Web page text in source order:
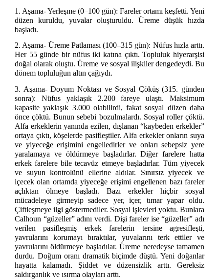
1. Aşama- Yerleşme (0–100 gün): Fareler ortamı keşfetti. Yeni
düzen kuruldu, yuvalar oluşturuldu. Üreme düşük hızda
başladı.
2. Aşama- Üreme Patlaması (100–315 gün): Nüfus hızla arttı.
Her 55 günde bir nüfus iki katına çıktı. Topluluk hiyerarşisi
doğal olarak oluştu. Üreme ve sosyal ilişkiler dengedeydi. Bu
dönem topluluğun altın çağıydı.
3. Aşama- Doyum Noktası ve Sosyal Çöküş (315. günden
sonra): Nüfus yaklaşık 2.200 fareye ulaştı. Maksimum
kapasite yaklaşık 3.000 olabilirdi, fakat sosyal düzen daha
önce çöktü. Bunun sebebi bozulmalardı. Sosyal roller çöktü.
Alfa erkeklerin yanında ezilen, dışlanan “kaybeden erkekler”
ortaya çıktı, köşelerde pasifleştiler. Alfa erkekler onların suya
ve yiyeceğe erişimini engelledirler ve onları sebepsiz yere
yaralamaya ve öldürmeye başladırlar. Diğer farelere hatta
erkek farelere bile tecavüz etmeye başladırlar. Tüm yiyecek
ve suyun kontrolünü ellerine aldılar. Sınırsız yiyecek ve
içecek olan ortamda yiyeceğe erişimi engellenen bazı fareler
açlıktan ölmeye başladı. Bazı erkekler hiçbir sosyal
mücadeleye girmeyip sadece yer, içer, tımar yapar oldu.
Çiftleşmeye ilgi göstermediler. Sosyal işlevleri yoktu. Bunlara
Calhoun “güzeller” adını verdi. Dişi fareler ise “güzeller” adı
verilen pasifleşmiş erkek farelerin tersine agresifleşti,
yavrularını korumayı bıraktılar, yuvalarını terk ettiler ve
yavrularını öldürmeye başladılar. Üreme neredeyse tamamen
durdu. Doğum oranı dramatik biçimde düştü. Yeni doğanlar
hayatta kalamadı. Şiddet ve düzensizlik arttı. Gereksiz
saldırganlık ve ısırma olayları arttı.